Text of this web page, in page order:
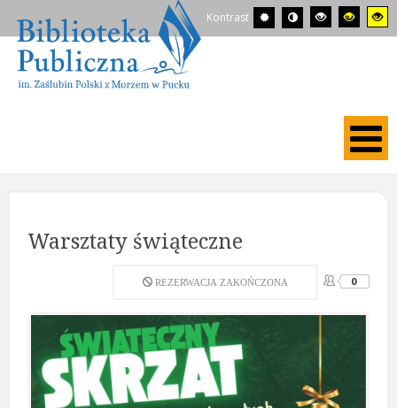
Kontrast
Warsztaty świąteczne
REZERWACJA ZAKOŃCZONA 0